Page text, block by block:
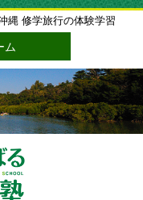
縄 修学旅行の体験学習
ム